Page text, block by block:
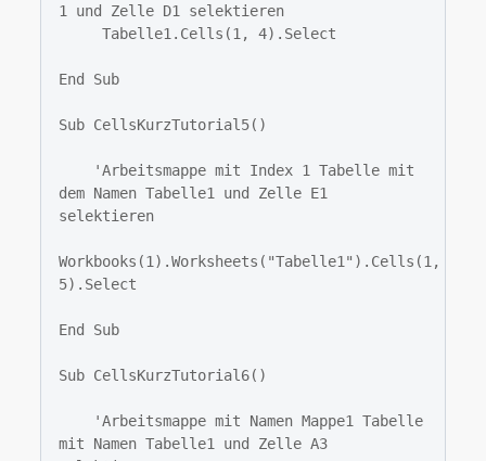
1 und Zelle D1 selektieren
End Sub
Sub CellsKurzTutorial5()
dem Namen Tabelle1 und Zelle E1
selektieren
Workbooks(1).Worksheets("Tabelle1").Cells(1,
5).Select
End Sub
Sub CellsKurzTutorial6()
mit Namen Tabelle1 und Zelle A3